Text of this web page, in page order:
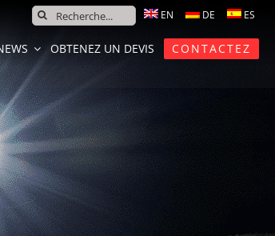
SEARCH
OBTENEZ UN DEVIS CONTACTEZ